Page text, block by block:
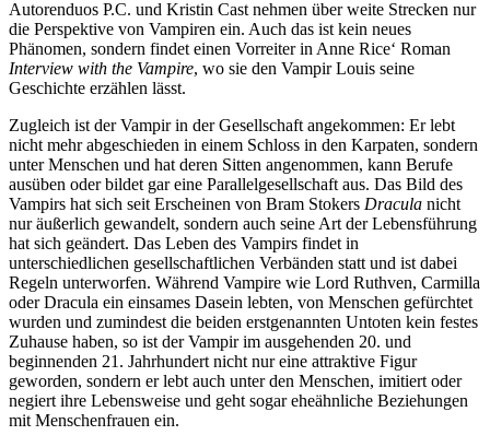
Autorenduos P.C. und Kristin Cast nehmen über weite Strecken nur
die Perspektive von Vampiren ein. Auch das ist kein neues
Phänomen, sondern findet einen Vorreiter in Anne Rice‘ Roman
Interview with the Vampire, wo sie den Vampir Louis seine
Geschichte erzählen lässt.
Zugleich ist der Vampir in der Gesellschaft angekommen: Er lebt
nicht mehr abgeschieden in einem Schloss in den Karpaten, sondern
unter Menschen und hat deren Sitten angenommen, kann Berufe
ausüben oder bildet gar eine Parallelgesellschaft aus. Das Bild des
Vampirs hat sich seit Erscheinen von Bram Stokers Dracula nicht
nur äußerlich gewandelt, sondern auch seine Art der Lebensführung
hat sich geändert. Das Leben des Vampirs findet in
unterschiedlichen gesellschaftlichen Verbänden statt und ist dabei
Regeln unterworfen. Während Vampire wie Lord Ruthven, Carmilla
oder Dracula ein einsames Dasein lebten, von Menschen gefürchtet
wurden und zumindest die beiden erstgenannten Untoten kein festes
Zuhause haben, so ist der Vampir im ausgehenden 20. und
beginnenden 21. Jahrhundert nicht nur eine attraktive Figur
geworden, sondern er lebt auch unter den Menschen, imitiert oder
negiert ihre Lebensweise und geht sogar eheähnliche Beziehungen
mit Menschenfrauen ein.